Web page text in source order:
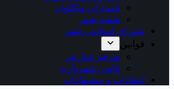
نامداران ماکلوان
نقشه شهر
شورای اسلامی شهر
قوانین
تعرفه عوارض
قانون شهرداری
انتقادات و پیشنهادات